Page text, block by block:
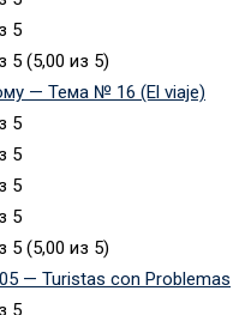
(5,00 из 5)
— Тема № 16 (El viaje)
(5,00 из 5)
— Turistas con Problemas